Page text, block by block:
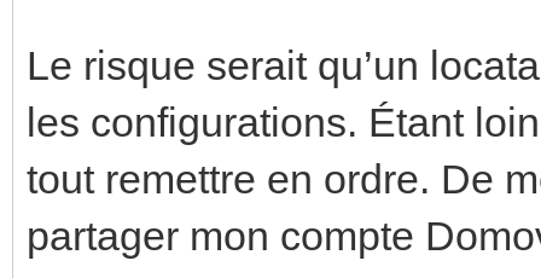
Le risque serait qu’un
les configurations. Étant
tout remettre en ordre. De
partager mon compte